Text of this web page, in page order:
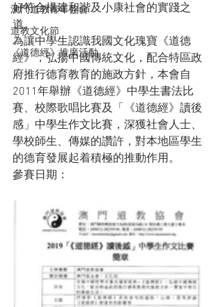
澳門道教青年協會
道教文化節
《道德經》推廣活動
好符合構建和諧及小康社會的實踐之
道。
為讓中學生認識我國文化瑰寶《道德
經》，弘揚中國傳統文化，配合特區政
府推行德育教育的施政方針，本會自
2011年舉辦《道德經》中學生書法比
賽、校際歌唱比賽及「《道德經》讀後
感」中學生作文比賽，深獲社會人士、
學校師生、傳媒的讚許，對本地區學生
的德育發展起着積極的推動作用。
參賽日期：